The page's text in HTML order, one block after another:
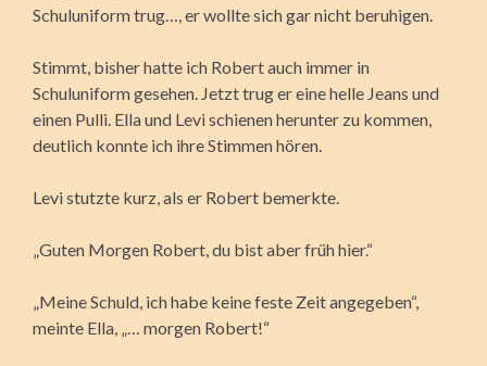
Schuluniform trug…, er wollte sich gar nicht beruhigen.
Stimmt, bisher hatte ich Robert auch immer in
Schuluniform gesehen. Jetzt trug er eine helle Jeans und
einen Pulli. Ella und Levi schienen herunter zu kommen,
deutlich konnte ich ihre Stimmen hören.
Levi stutzte kurz, als er Robert bemerkte.
„Guten Morgen Robert, du bist aber früh hier.“
„Meine Schuld, ich habe keine feste Zeit angegeben“,
meinte Ella, „… morgen Robert!“